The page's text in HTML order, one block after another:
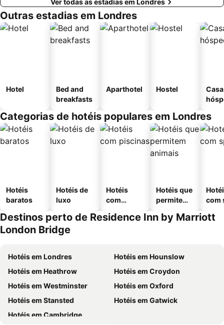
Ver todas as estadias em Londres
Outras estadias em Londres
Hotel
Bed and
breakfasts
Aparthotel Hostel
Categorias de hotéis populares em Londres
Hotéis
baratos
Hotéis de
luxo
Hotéis
com
Hotéis que
permitem
com
Destinos perto de Residence Inn by Marriott
London Bridge
Hotéis em Londres
Hotéis em Hounslow
Hotéis em Heathrow
Hotéis em Croydon
Hotéis em Westminster
Hotéis em Oxford
Hotéis em Stansted
Hotéis em Gatwick
Hotéis em Cambridge